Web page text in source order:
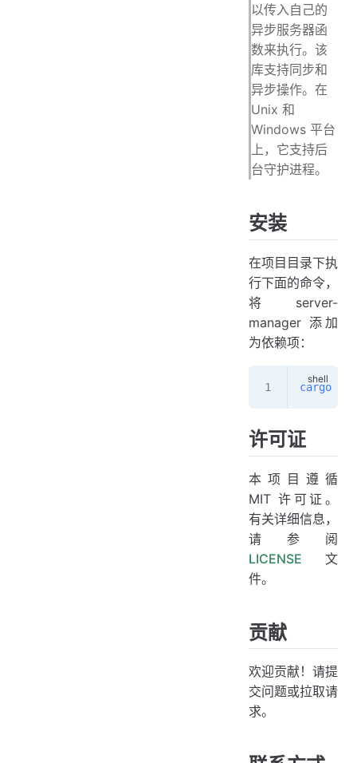
以传入自己的
异步服务器函
数来执行。该
库支持同步和
异步操作。在
Unix 和
Windows 平台
上，它支持后
台守护进程。
安装
在项目目录下执
行下面的命令，
将 server-
manager 添加
为依赖项：
cargo
许可证
本项目遵循
MIT 许可证。
有关详细信息，
请参阅
LICENSE 文
件。
贡献
欢迎贡献！请提
交问题或拉取请
求。